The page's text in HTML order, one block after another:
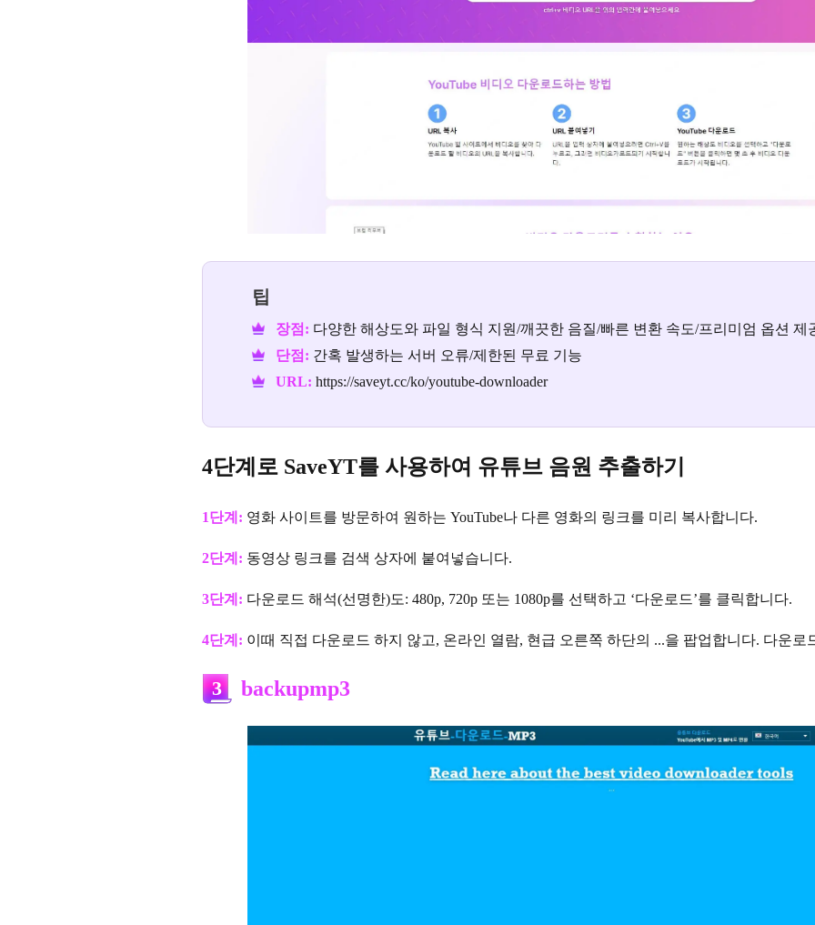
팁
장점: 다양한 해상도와 파일 형식 지원/깨끗한 음질/빠른 변환 속도/프리미엄 옵션 제
단점: 간혹 발생하는 서버 오류/제한된 무료 기능
URL: https://saveyt.cc/ko/youtube-downloader
4단계로 SaveYT를 사용하여 유튜브 음원 추출하기
1단계: 영화 사이트를 방문하여 원하는 YouTube나 다른 영화의 링크를 미리 복사합니다.
2단계: 동영상 링크를 검색 상자에 붙여넣습니다.
3단계: 다운로드 해석(선명한)도: 480p, 720p 또는 1080p를 선택하고 ‘다운로드’를 클릭합니다.
4단계: 이때 직접 다운로드 하지 않고, 온라인 열람, 현급 오른쪽 하단의 ...을 팝업합니다. 다운로
3 backupmp3